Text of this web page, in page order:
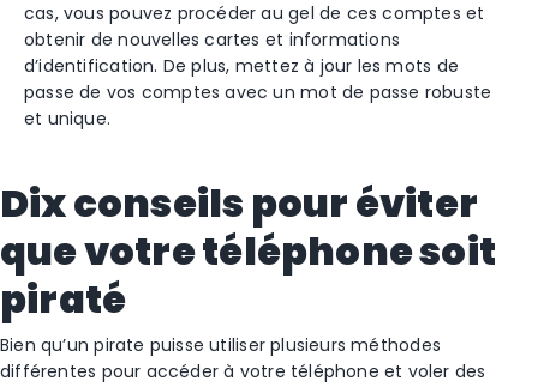
cas, vous pouvez procéder au gel de ces comptes et
obtenir de nouvelles cartes et informations
d’identification. De plus, mettez à jour les mots de
passe de vos comptes avec un mot de passe robuste
et unique.
Dix conseils pour éviter
que votre téléphone soit
piraté
Bien qu’un pirate puisse utiliser plusieurs méthodes
différentes pour accéder à votre téléphone et voler des